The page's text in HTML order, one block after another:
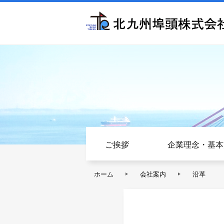
ご挨拶 企業理念・基
ホーム 会社案内 沿革